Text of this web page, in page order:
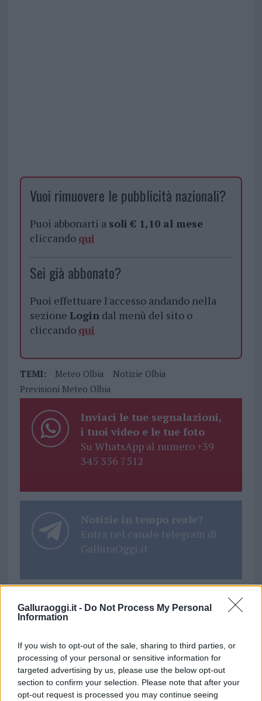
Galluraoggi.it - Do Not Process My Personal
Information
If you wish to opt-out of the sale, sharing to third parties, or
processing of your personal or sensitive information for
targeted advertising by us, please use the below opt-out
section to confirm your selection. Please note that after your
opt-out request is processed you may continue seeing
Vuoi rimuovere le pubblicità nazionali?
Puoi abbonarti a soli € 1,10 al mese
cliccando qui
Sei già abbonato?
Puoi effettuare l'accesso andando nella
sezione Logindal menù del sito o
cliccando qui
TEMI: Meteo Olbia
Notizie Olbia
Previsioni Meteo Olbia
Inviaci le tue segnalazioni,
i tuoi video e le tue foto
Su WhatsApp al numero +39
345 356 7512
Notizie in tempo reale?
Entra nel canale telegram di
GalluraOggi.it
Ricevi le nostre ultime news
daGoogle News
Condividi l'articolo